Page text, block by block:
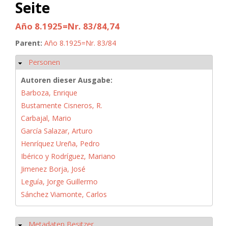
Seite
Año 8.1925=Nr. 83/84,74
Parent: Año 8.1925=Nr. 83/84
Ausblenden
Personen
Autoren dieser Ausgabe:
Barboza, Enrique
Bustamente Cisneros, R.
Carbajal, Mario
García Salazar, Arturo
Henríquez Ureña, Pedro
Ibérico y Rodríguez, Mariano
Jimenez Borja, José
Leguía, Jorge Guillermo
Sánchez Viamonte, Carlos
Ausblenden
Metadaten Besitzer